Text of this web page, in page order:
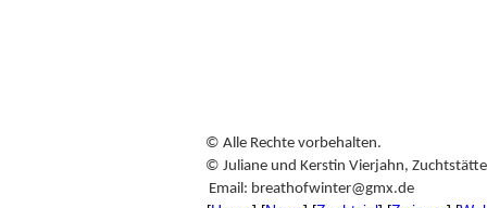
© Alle Rechte vorbehalten.
© Juliane und Kerstin Vierjahn,
Email: breathofwinter@gmx.de